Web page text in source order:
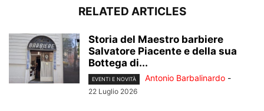
RELATED ARTICLES
Storia del Maestro barbiere
Salvatore Piacente e della sua
Bottega di...
EVENTI E NOVITÀ Antonio Barbalinardo -
22 Luglio 2026